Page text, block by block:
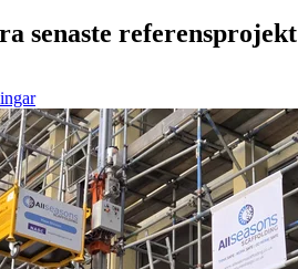
senaste referensprojekt